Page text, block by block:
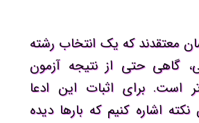
معتقدند که یک انتخاب رشته
گاهی حتی از نتیجه آزمون
است. برای اثبات این ادعا
اشاره کنیم که بارها دیده